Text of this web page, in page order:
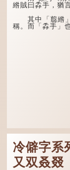
綹賊曰掱手，猶
其中「翦綹」
稱。而「掱手」
冷僻字系
又双叒叕